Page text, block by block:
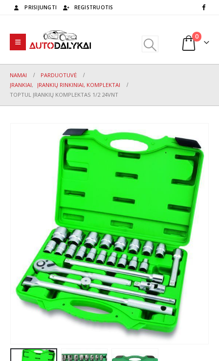
PRISIJUNGTI REGISTRUOTIS
0
NAMAI
PARDUOTUVĖ
ĮRANKIAI,
ĮRANKIŲ RINKINIAI, KOMPLEKTAI
TOPTUL ĮRANKIŲ KOMPLEKTAS 1/2 24VNT